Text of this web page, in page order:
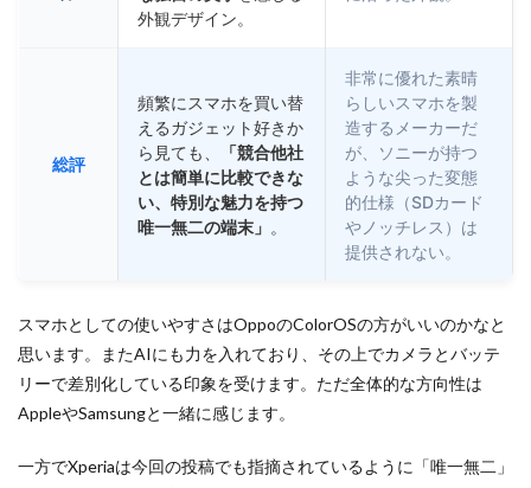
外観デザイン。
総評
頻繁にスマホを買い替
えるガジェット好きか
ら見ても、
「競合他社
とは簡単に比較できな
い、特別な魅力を持つ
唯一無二の端末」 。
非常に優れた素晴
らしいスマホを製
造するメーカーだ
が、ソニーが持つ
ような尖った変態
的仕様（SDカード
やノッチレス）は
提供されない。
スマホとしての使いやすさはOppoのColorOSの方がいいのかなと
思います。またAIにも力を入れており、その上でカメラとバッテ
リーで差別化している印象を受けます。ただ全体的な方向性は
AppleやSamsungと一緒に感じます。
一方でXperiaは今回の投稿でも指摘されているように「唯一無二」